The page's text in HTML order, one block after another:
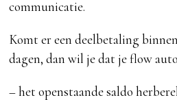
communicatie.
Komt er een deelbetaling
dagen, dan wil je dat je flow
– het openstaande saldo